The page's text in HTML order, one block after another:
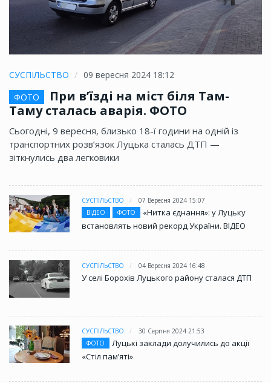
СУСПІЛЬСТВО
09 вересня 2024 18:12
ФОТО
При в’їзді на міст біля Там-
Таму сталась аварія. ФОТО
Сьогодні, 9 вересня, близько 18-ї години на одній із
транспортних розв’язок Луцька сталась ДТП —
зіткнулись два легковики
СУСПІЛЬСТВО
07 Вересня 2024 15:07
ВІДЕО
ФОТО
«Нитка єднання»: у Луцьку
встановлять новий рекорд України. ВІДЕО
СУСПІЛЬСТВО 04 Вересня 2024 16:48
У селі Борохів Луцького району сталася ДТП
СУСПІЛЬСТВО
30 Серпня 2024 21:53
ФОТО
Луцькі заклади долучились до акції
«Стіл памʼяті»